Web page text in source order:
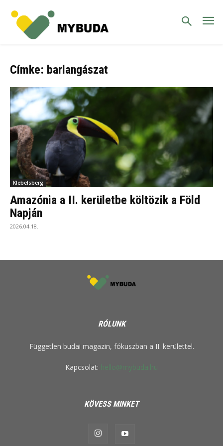
Címke: barlangászat
Klebelsberg
Amazónia a II. kerületbe költözik a Föld
Napján
2026.04.18.
RÓLUNK
Független budai magazin, fókuszban a II. kerülettel.
Kapcsolat: hello@mybuda.hu
KÖVESS MINKET